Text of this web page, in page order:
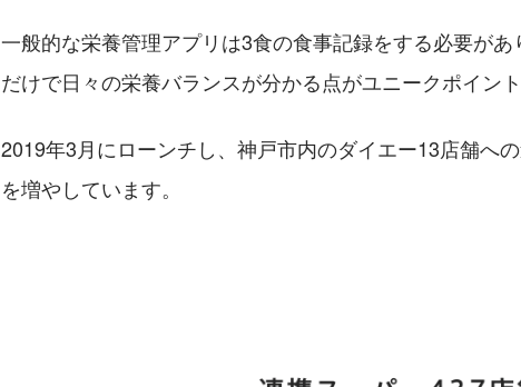
一般的な栄養管理アプリは3食の食事記録をする必要が
だけで日々の栄養バランスが分かる点がユニークポイント
2019年3月にローンチし、神戸市内のダイエー13店舗へ
を増やしています。